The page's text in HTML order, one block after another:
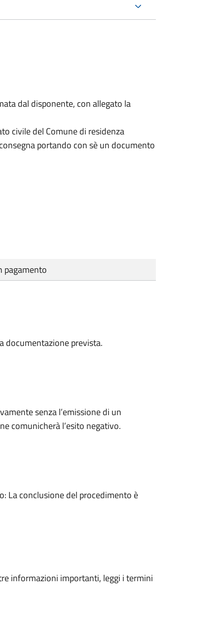
dal disponente, con allegato la
civile del Comune di residenza
portando con sè un documento
pagamento
documentazione prevista.
senza l’emissione di un
comunicherà l’esito negativo.
La conclusione del procedimento è
informazioni importanti, leggi i termini